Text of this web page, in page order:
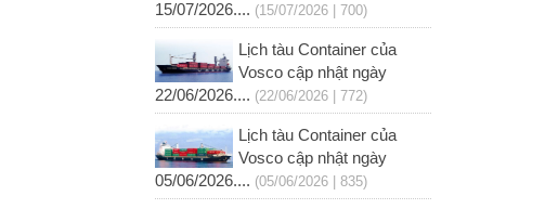
15/07/2026.... (15/07/2026 | 700)
Lịch tàu Container của
Vosco cập nhật ngày
22/06/2026.... (22/06/2026 | 772)
Lịch tàu Container của
Vosco cập nhật ngày
05/06/2026.... (05/06/2026 | 835)